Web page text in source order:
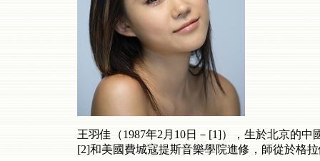
王羽佳（1987年2 月 10日－ [1]），生於北京的中
[2]和美國費城寇提斯音樂學院進修，師從於格